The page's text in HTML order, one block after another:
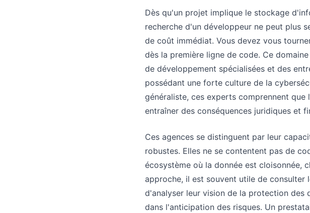
Dès qu'un projet implique le stockage
recherche d'un développeur ne peut plus
de coût immédiat. Vous devez vous
dès la première ligne de code. Ce
de développement spécialisées et des
possédant une forte culture de la
généraliste, ces experts comprennent
entraîner des conséquences juridiques et
Ces agences se distinguent par leur
robustes. Elles ne se contentent pas de
écosystème où la donnée est cloisonnée,
approche, il est souvent utile de consulter
d'analyser leur vision de la protection des
dans l'anticipation des risques. Un